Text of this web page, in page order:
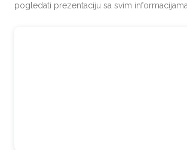
pogledati prezentaciju sa svim informacijama.